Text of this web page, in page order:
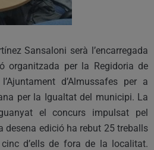
Sansaloni serà l’encarregada
organitzada per la Regidoria de
d’Almussafes per a
per la Igualtat del municipi. La
el concurs impulsat pel
desena edició ha rebut 25 treballs
d’ells de fora de la localitat.